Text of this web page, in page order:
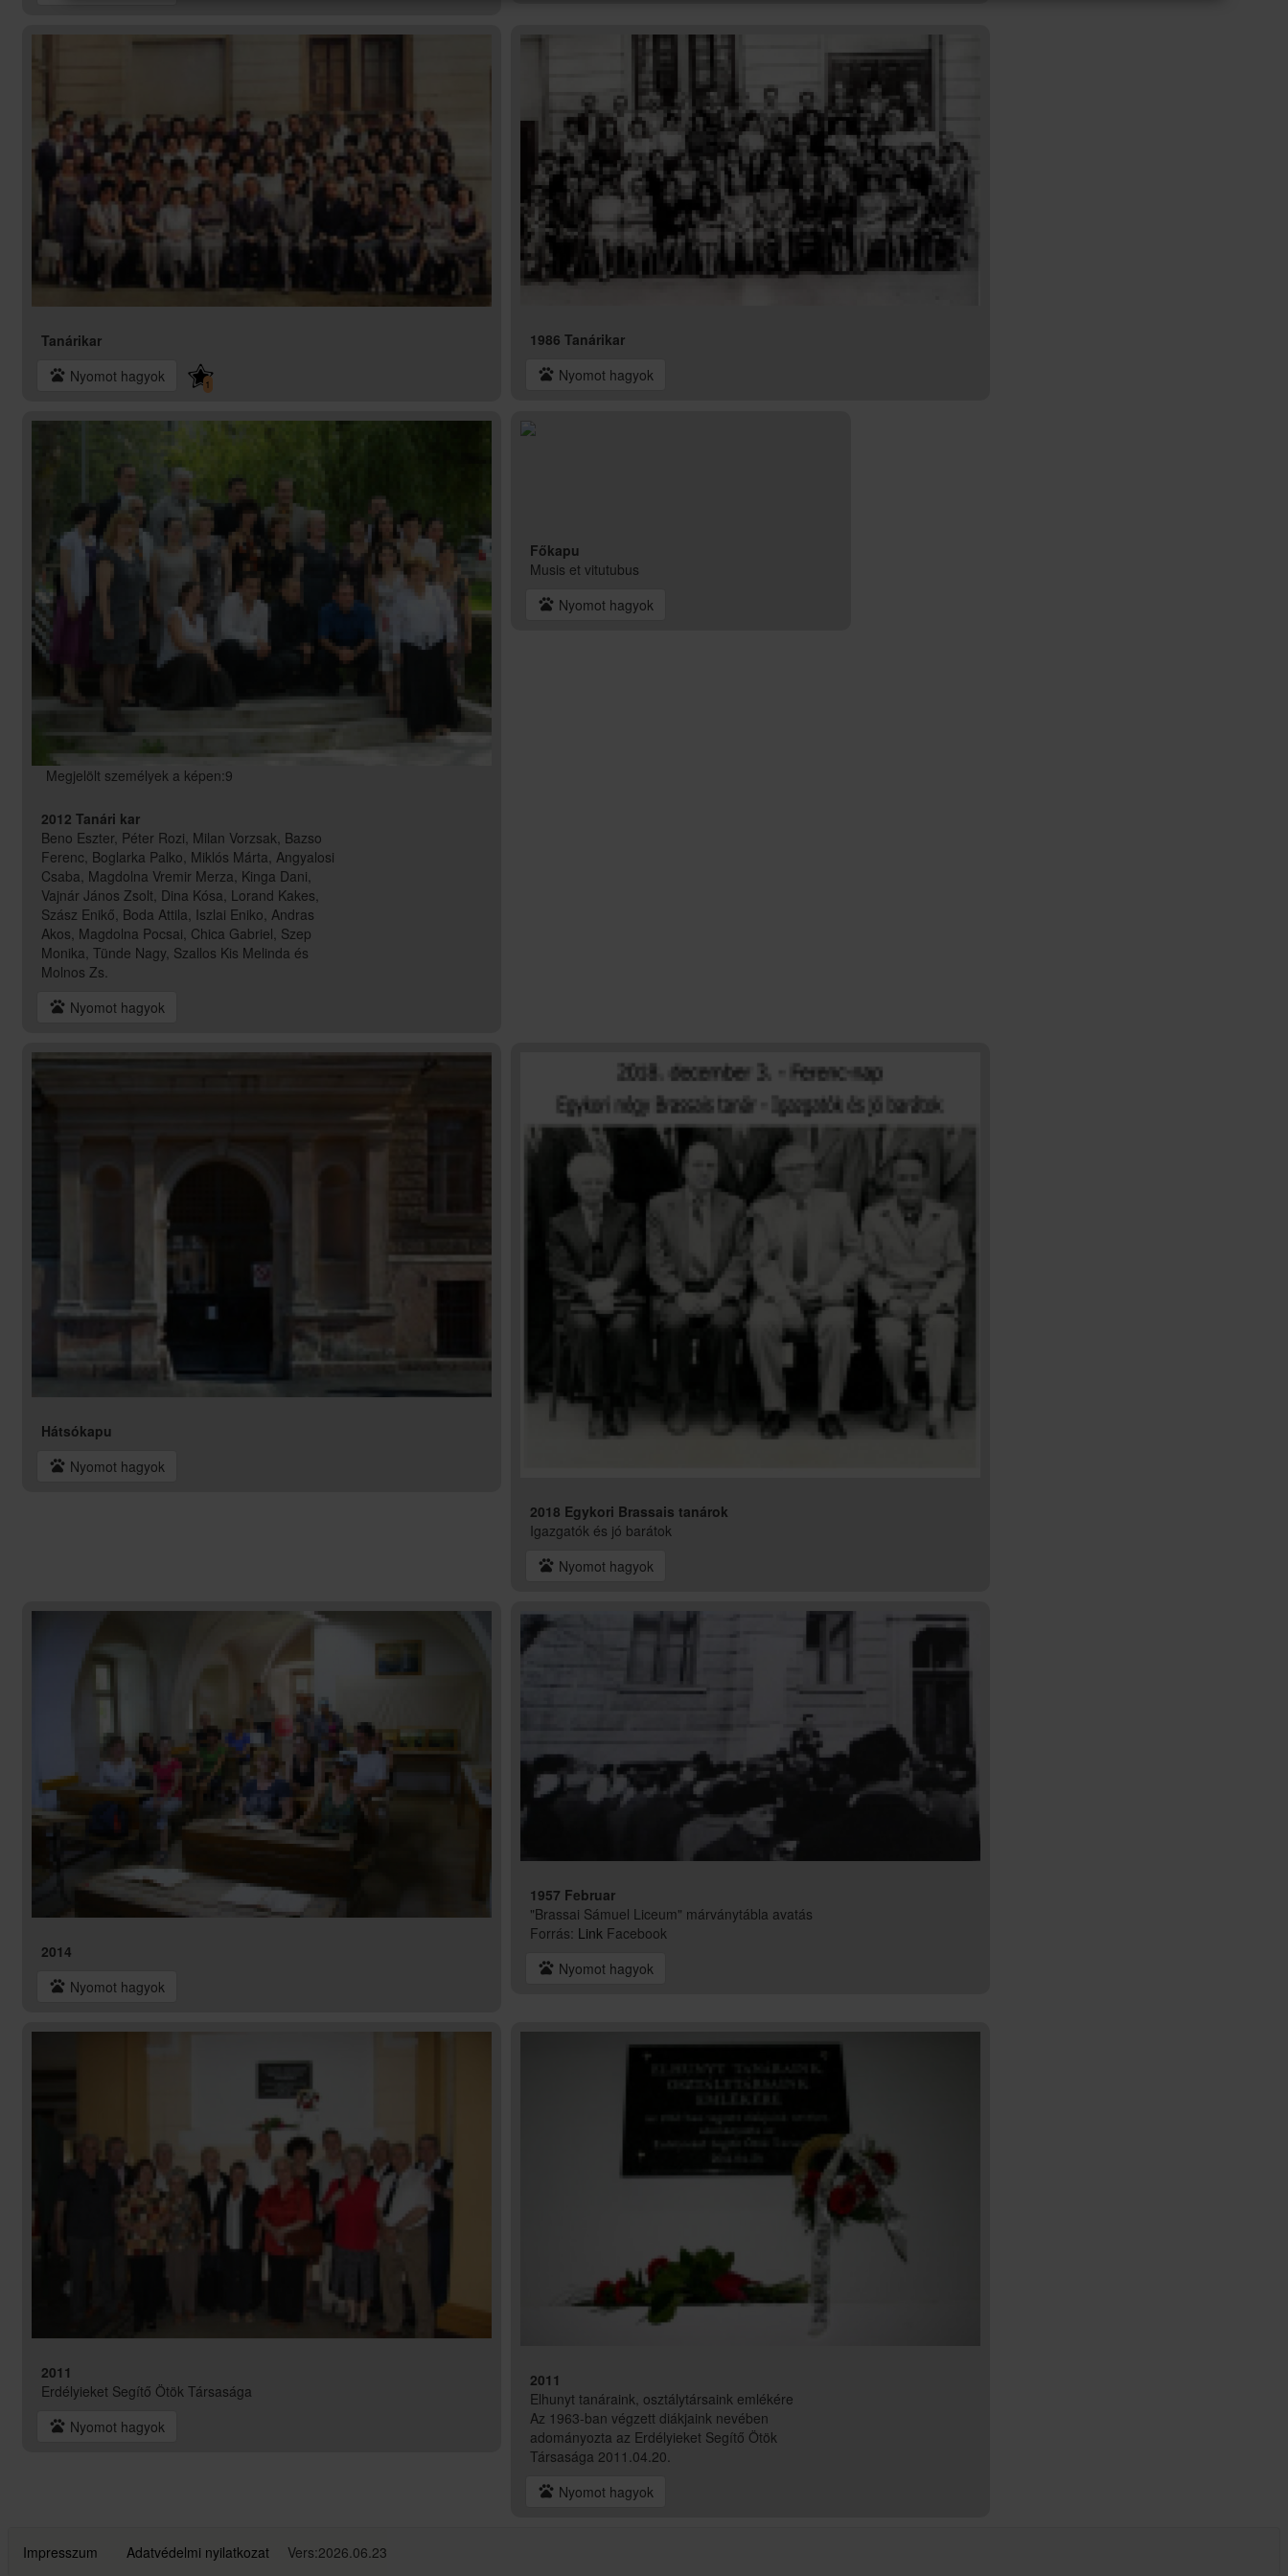
Tanárikar
pets Nyomot hagyok 1
1986 Tanárikar
pets Nyomot hagyok
Megjelölt személyek a képen:9
2012 Tanári kar
Beno Eszter, Péter Rozi, Milan Vorzsak, Bazso
Ferenc, Boglarka Palko, Miklós Márta, Angyalosi
Csaba, Magdolna Vremir Merza, Kinga Dani,
Vajnár János Zsolt, Dina Kósa, Lorand Kakes,
Szász Enikő, Boda Attila, Iszlai Eniko, Andras
Akos, Magdolna Pocsai, Chica Gabriel, Szep
Monika, Tünde Nagy, Szallos Kis Melinda és
Molnos Zs.
pets Nyomot hagyok
Főkapu
Musis et vitutubus
pets Nyomot hagyok
Hátsókapu
pets Nyomot hagyok
2018 Egykori Brassais tanárok
Igazgatók és jó barátok
pets Nyomot hagyok
2014
pets Nyomot hagyok
1957 Februar
"Brassai Sámuel Liceum" márványtábla avatás
Forrás: Link Facebook
pets Nyomot hagyok
2011
Erdélyieket Segítő Ötök Társasága
pets Nyomot hagyok
2011
Elhunyt tanáraink, osztálytársaink emlékére
Az 1963-ban végzett diákjaink nevében
adományozta az Erdélyieket Segítő Ötök
Társasága 2011.04.20.
pets Nyomot hagyok
Impresszum Adatvédelmi nyilatkozat Vers:2026.06.23